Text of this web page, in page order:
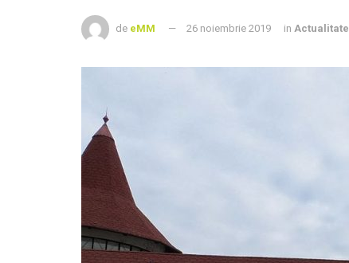
de eMM 26 noiembrie 2019 in Actualitate